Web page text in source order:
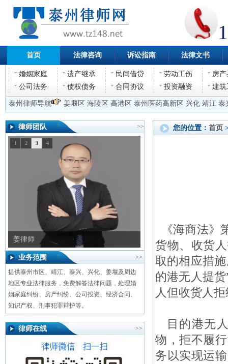
首页 法律咨询 诉讼指南 法律文书
婚姻家庭 遗产继承 民间借贷 劳动工伤
房
公司法务
债权债务 合同协议 投资融资 建筑
泰州律师导航 姜堰区 海陵区 高港区 泰州医药高新区 兴化 靖江 泰
律师团队 >>
姜律师
1 2 3 4
业务范围 >>
提供泰州市区、靖江、泰兴、兴化、姜堰及周边
地区专业法律服务，免费解答法律问题，处理婚
姻家庭纠纷、房产纠纷、公司投资、经济合同、
知识产权、刑事犯罪辩护等。
律师在线 >>
您的位置： 首页
《海商法》
货物、收货
取的相应措
的港无人提
人但收货人
目的港无
物，拒不履
务以实现运